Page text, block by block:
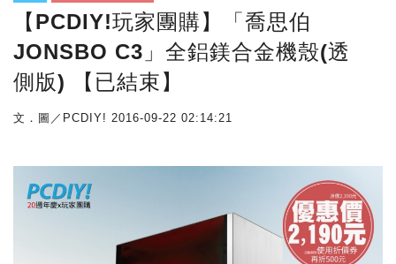
【PCDIY!玩家團購】「喬思伯
JONSBO C3」全鋁鎂合金機殼(透
側版) 【已結束】
文．圖／PCDIY! 2016-09-22 02:14:21